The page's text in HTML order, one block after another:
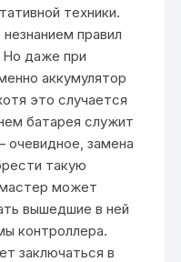
техники.
правил
Но даже при
аккумулятор
это случается
батарея служит
очевидное, замена
такую
может
вышедшие в ней
контроллера.
заключаться в